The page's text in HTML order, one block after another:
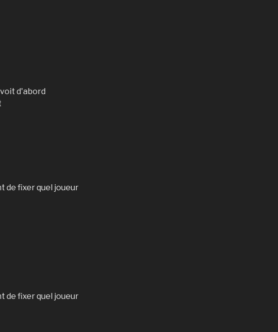
d'abord
de fixer quel joueur
de fixer quel joueur